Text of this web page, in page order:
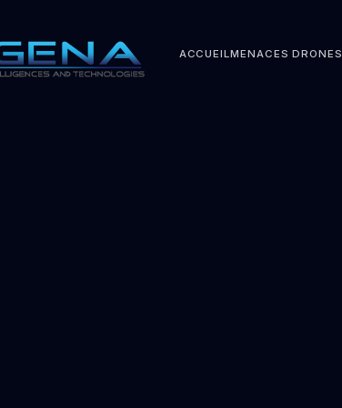
ACCUEILMENACES DRONES